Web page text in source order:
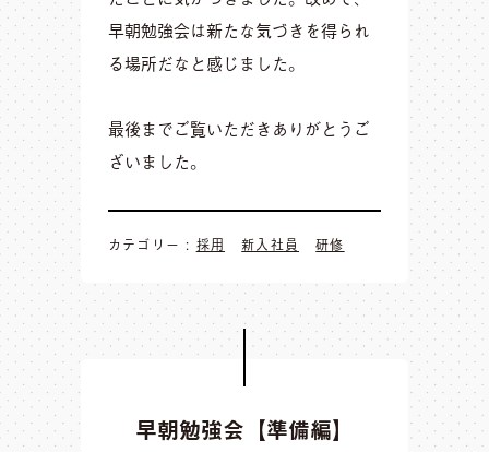
早朝勉強会は新たな気づきを得られ
る場所だなと感じました。
最後までご覧いただきありがとうご
ざいました。
カテゴリー : 採用 新入社員 研修
早朝勉強会【準備編】